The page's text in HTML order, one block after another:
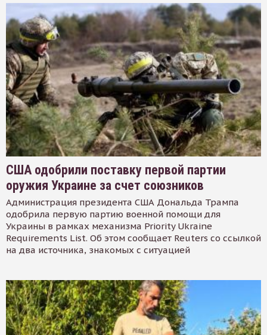
США одобрили поставку первой партии
оружия Украине за счет союзников
Администрация президента США Дональда Трампа
одобрила первую партию военной помощи для
Украины в рамках механизма Priority Ukraine
Requirements List. Об этом сообщает Reuters со ссылкой
на два источника, знакомых с ситуацией